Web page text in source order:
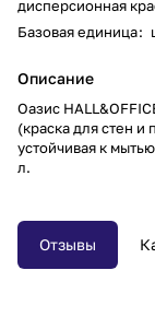
дисперсионная
Базовая единица:
Описание
Оазис
(краска для стен и
устойчивая к
л.
Отзывы